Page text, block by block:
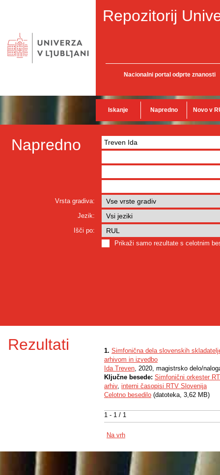
Repozitorij
Nacionalni portal odprte znanosti
Iskanje Napredno Novo v
Napredno
Vrsta gradiva:
Jezik:
Išči po:
Prikaži samo rezultate s celotnim
Rezultati
1 - 1 / 1
1. Simfonična dela slovenskih
arhivom in izvedbo
Ida Treven, 2020, magistrsko delo/
Ključne besede: Simfonični orkester
arhiv, interni časopisi RTV Slovenija
Celotno besedilo (datoteka, 3,62 MB)
Na vrh